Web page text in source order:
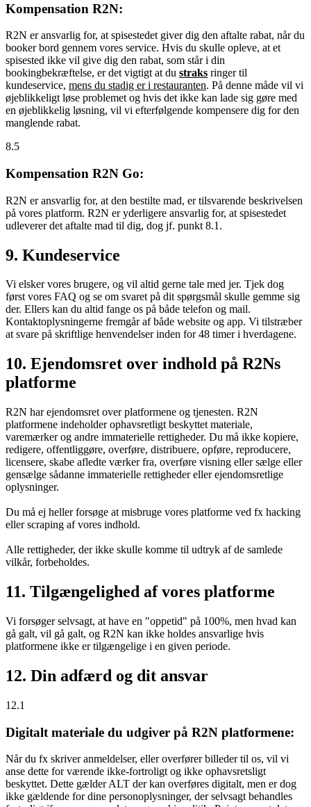
Kompensation R2N:
R2N er ansvarlig for, at spisestedet giver dig den aftalte rabat, når du
booker bord gennem vores service. Hvis du skulle opleve, at et
spisested ikke vil give dig den rabat, som står i din
bookingbekræftelse, er det vigtigt at du straks ringer til
kundeservice, mens du stadig er i restauranten. På denne måde vil vi
øjeblikkeligt løse problemet og hvis det ikke kan lade sig gøre med
en øjeblikkelig løsning, vil vi efterfølgende kompensere dig for den
manglende rabat.
8.5
Kompensation R2N Go:
R2N er ansvarlig for, at den bestilte mad, er tilsvarende beskrivelsen
på vores platform. R2N er yderligere ansvarlig for, at spisestedet
udleverer det aftalte mad til dig, dog jf. punkt 8.1.
9. Kundeservice
Vi elsker vores brugere, og vil altid gerne tale med jer. Tjek dog
først vores FAQ og se om svaret på dit spørgsmål skulle gemme sig
der. Ellers kan du altid fange os på både telefon og mail.
Kontaktoplysningerne fremgår af både website og app. Vi tilstræber
at svare på skriftlige henvendelser inden for 48 timer i hverdagene.
10. Ejendomsret over indhold på R2Ns
platforme
R2N har ejendomsret over platformene og tjenesten. R2N
platformene indeholder ophavsretligt beskyttet materiale,
varemærker og andre immaterielle rettigheder. Du må ikke kopiere,
redigere, offentliggøre, overføre, distribuere, opføre, reproducere,
licensere, skabe afledte værker fra, overføre visning eller sælge eller
gensælge sådanne immaterielle rettigheder eller ejendomsretlige
oplysninger.
Du må ej heller forsøge at misbruge vores platforme ved fx hacking
eller scraping af vores indhold.
Alle rettigheder, der ikke skulle komme til udtryk af de samlede
vilkår, forbeholdes.
11. Tilgængelighed af vores platforme
Vi forsøger selvsagt, at have en "oppetid" på 100%, men hvad kan
gå galt, vil gå galt, og R2N kan ikke holdes ansvarlige hvis
platformene ikke er tilgængelige i en given periode.
12. Din adfærd og dit ansvar
12.1
Digitalt materiale du udgiver på R2N platformene:
Når du fx skriver anmeldelser, eller overfører billeder til os, vil vi
anse dette for værende ikke-fortroligt og ikke ophavsretsligt
beskyttet. Dette gælder ALT der kan overføres digitalt, men er dog
ikke gældende for dine personoplysninger, der selvsagt behandles